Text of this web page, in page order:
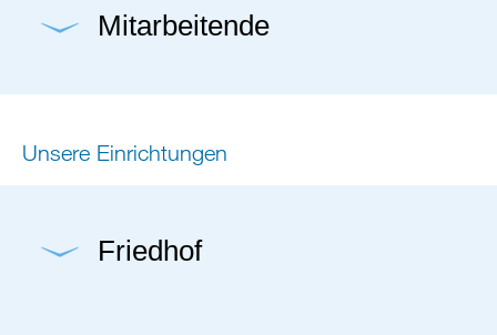
Mitarbeitende
Unsere Einrichtungen
Friedhof